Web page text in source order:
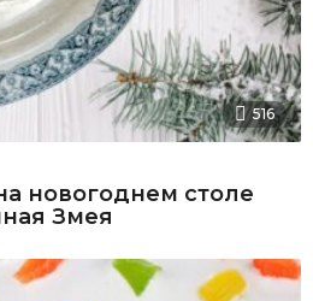
516
новогоднем столе
Змея